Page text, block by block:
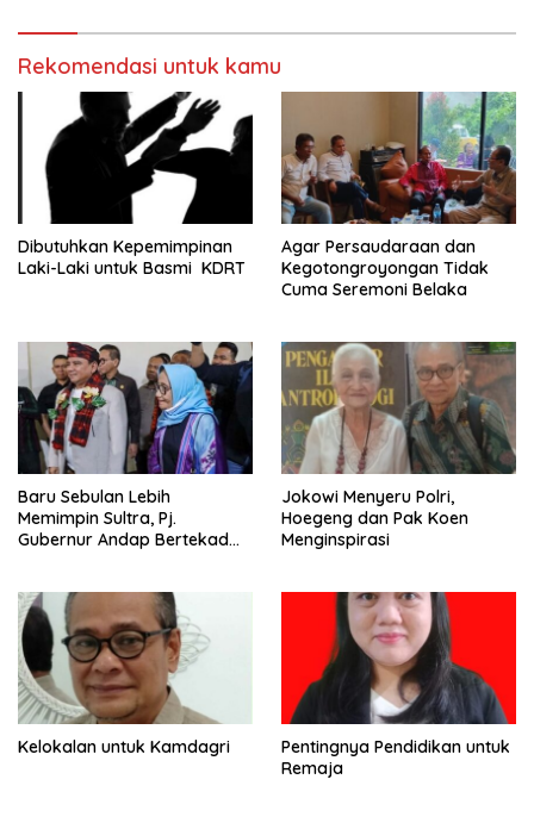
Rekomendasi untuk kamu
Dibutuhkan Kepemimpinan
Laki-Laki untuk Basmi KDRT
Agar Persaudaraan dan
Kegotongroyongan Tidak
Cuma Seremoni Belaka
Baru Sebulan Lebih
Memimpin Sultra, Pj.
Gubernur Andap Bertekad
Tenggara
Jokowi Menyeru Polri,
Hoegeng dan Pak Koen
Menginspirasi
Kelokalan untuk Kamdagri
Pentingnya Pendidikan untuk
Remaja